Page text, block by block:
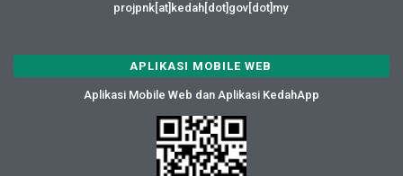
projpnk[at]kedah[dot]gov[dot]my
APLIKASI MOBILE WEB
Aplikasi Mobile Web dan Aplikasi KedahApp